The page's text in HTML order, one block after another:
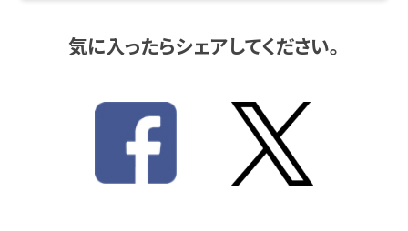
気に入ったらシェアしてください。